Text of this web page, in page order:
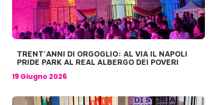
TRENT’ANNI DI ORGOGLIO: AL VIA IL NAPOLI
PRIDE PARK AL REAL ALBERGO DEI POVERI
19 Giugno 2026